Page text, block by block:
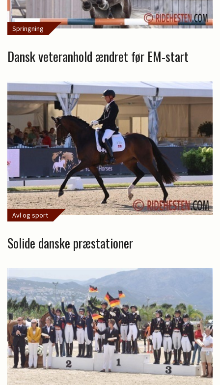
Springning
Dansk veteranhold ændret før EM-start
Avl og sport
Solide danske præstationer